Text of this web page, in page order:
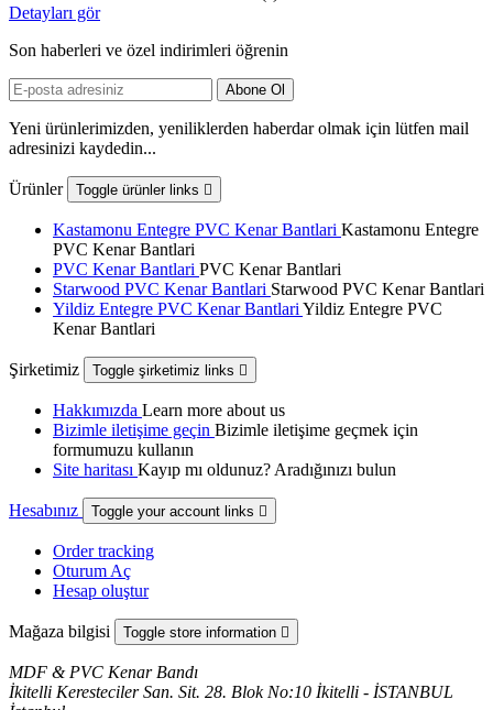
Detayları gör
Son haberleri ve özel indirimleri öğrenin
Yeni ürünlerimizden, yeniliklerden haberdar olmak için lütfen mail
adresinizi kaydedin...
Ürünler Toggle ürünler links 
Kastamonu Entegre PVC Kenar Bantlari Kastamonu Entegre
PVC Kenar Bantlari
PVC Kenar Bantlari PVC Kenar Bantlari
Starwood PVC Kenar Bantlari Starwood PVC Kenar Bantlari
Yildiz Entegre PVC Kenar Bantlari Yildiz Entegre PVC
Kenar Bantlari
Şirketimiz Toggle şirketimiz links 
Hakkımızda Learn more about us
Bizimle iletişime geçin Bizimle iletişime geçmek için
formumuzu kullanın
Site haritası Kayıp mı oldunuz? Aradığınızı bulun
Hesabınız Toggle your account links 
Order tracking
Oturum Aç
Hesap oluştur
Mağaza bilgisi Toggle store information 
MDF & PVC Kenar Bandı
İkitelli Keresteciler San. Sit. 28. Blok No:10 İkitelli - İSTANBUL